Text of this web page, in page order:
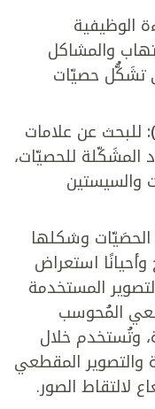
الوظيفية
والمشاكل
تشَكُّل حصيّات
للبحث عن علامات
المشَكّلة للحصيّات،
والسيستين
وشكلها
استعراض
المستخدمة
المُحوسب
وتُستخدم خلال
والتصوير المقطعي
لالتقاط الصور.